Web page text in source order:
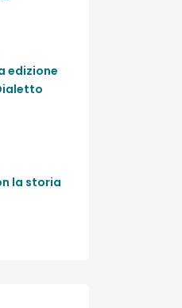
edizione
la storia